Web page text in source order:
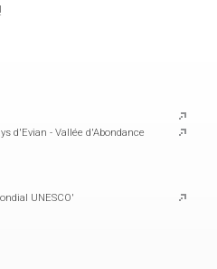
d'Evian - Vallée d'Abondance
UNESCO'